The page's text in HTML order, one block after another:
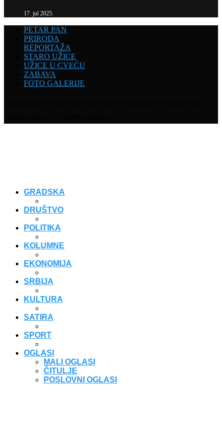
17. jul 2025.
PETAR PAN
PRIRODA
REPORTAŽA
STARO UŽICE
UŽICE U CVEĆU
ZABAVA
FOTO GALERIJE
GRADSKA
DRUŠTVO
POLITIKA
KOLUMNE
EKONOMIJA
SRBIJA
KULTURA
SATIRA
SPORT
OGLASI
MALI OGLASI
ČITULJE
POSLOVNI OGLASI